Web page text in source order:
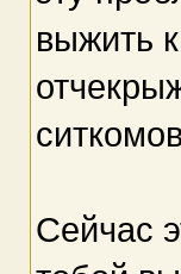
выжить
Сейчас